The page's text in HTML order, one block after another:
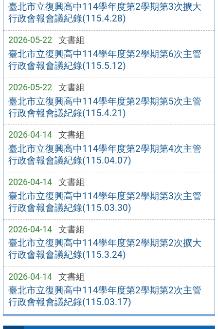
臺北市立復興高中114學年度第2學期第3次擴大
行政會報會議紀錄(115.4.28)
2026-05-22 文書組
臺北市立復興高中114學年度第2學期第6次主管
行政會報會議紀錄(115.5.12)
2026-05-22 文書組
臺北市立復興高中114學年度第2學期第5次主管
行政會報會議紀錄(115.4.21)
2026-04-14 文書組
臺北市立復興高中114學年度第2學期第4次主管
行政會報會議紀錄(115.04.07)
2026-04-14 文書組
臺北市立復興高中114學年度第2學期第3次主管
行政會報會議紀錄(115.03.30)
2026-04-14 文書組
臺北市立復興高中114學年度第2學期第2次擴大
行政會報會議紀錄(115.3.24)
2026-04-14 文書組
臺北市立復興高中114學年度第2學期第2次主管
行政會報會議紀錄(115.03.17)